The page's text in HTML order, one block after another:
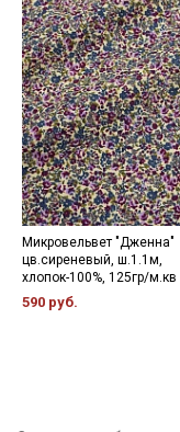
Микровельвет "Дженна"
цв.сиреневый, ш.1.1м,
хлопок-100%, 125гр/м.кв
590 руб.